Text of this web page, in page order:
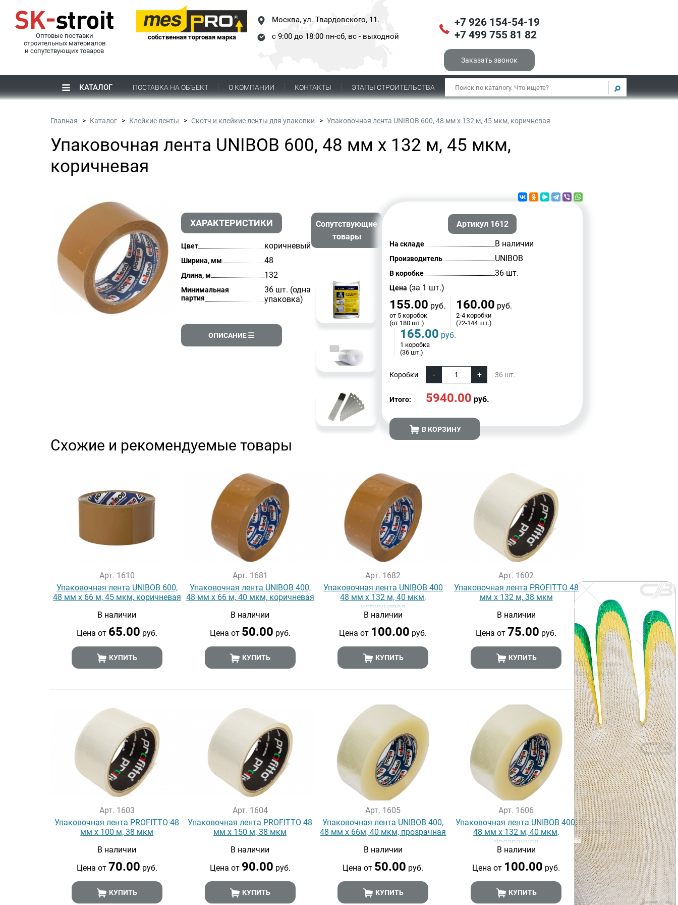
Оптовые поставки
строительных материалов
и сопутствующих товаров
собственная торговая марка
Москва, ул. Твардовского, 11.
с 9:00 до 18:00 пн-сб, вс - выходной
+7 926 154-54-19
+7 499 755 81 82
Заказать звонок
КАТАЛОГ ПОСТАВКА НА ОБЪЕКТ О КОМПАНИИ КОНТАКТЫ ЭТАПЫ СТРОИТЕЛЬСТВА
Главная Каталог Клейкие ленты Скотч и клейкие ленты для упаковки Упаковочная лента UNIBOB 600, 48 мм х 132 м, 45 мкм, коричневая
Упаковочная лента UNIBOB 600, 48 мм х 132 м, 45 мкм,
коричневая
ХАРАКТЕРИСТИКИ
Цвет коричневый
Ширина, мм 48
Длина, м 132
Минимальная
партия
36 шт. (одна
упаковка)
ОПИСАНИЕ
Сопутствующие
товары
Артикул 1612
На складе В наличии
Производитель UNIBOB
В коробке 36 шт.
Цена (за 1 шт.)
155.00 руб.
от 5 коробок
(от 180 шт.)
160.00 руб.
2-4 коробки
(72-144 шт.)
165.00 руб.
1 коробка
(36 шт.)
Коробки 36 шт.
Итого: 5940.00 руб.
В КОРЗИНУ
Схожие и рекомендуемые товары
Арт. 1610
Упаковочная лента UNIBOB 600,
48 мм х 66 м, 45 мкм, коричневая
В наличии
Цена от 65.00 руб.
КУПИТЬ
Арт. 1681
Упаковочная лента UNIBOB 400,
48 мм х 66 м, 40 мкм, коричневая
В наличии
Цена от 50.00 руб.
КУПИТЬ
Арт. 1682
Упаковочная лента UNIBOB 400
48 мм х 132 м, 40 мкм,
коричневая
В наличии
Цена от 100.00 руб.
КУПИТЬ
Арт. 1602
Упаковочная лента PROFITTO 48
мм х 132 м, 38 мкм
В наличии
Цена от 75.00 руб.
КУПИТЬ
Арт. 1603
Упаковочная лента PROFITTO 48
мм х 100 м, 38 мкм
В наличии
Цена от 70.00 руб.
КУПИТЬ
Арт. 1604
Упаковочная лента PROFITTO 48
мм х 150 м, 38 мкм
В наличии
Цена от 90.00 руб.
КУПИТЬ
Арт. 1605
Упаковочная лента UNIBOB 400,
48 мм х 66м, 40 мкм, прозрачная
В наличии
Цена от 50.00 руб.
КУПИТЬ
Арт. 1606
Упаковочная лента UNIBOB 400,
48 мм х 132 м, 40 мкм,
прозрачная
В наличии
Цена от 100.00 руб.
КУПИТЬ